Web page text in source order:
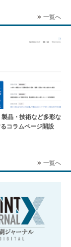
一覧へ
品・技術など多彩な
コラムページ開設
一覧へ